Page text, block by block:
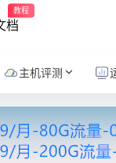
教程
档
主机评测